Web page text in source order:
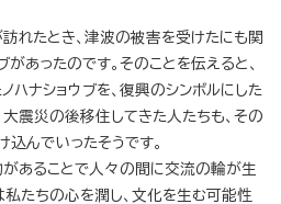
れたとき、津波の被害を受けたにも関
があったのです。そのことを伝えると、
ナショウブを、復興のシンボルにした
震災の後移住してきた人たちも、その
んでいったそうです。
があることで人々の間に交流の輪が生
私たちの心を潤し、文化を生む可能性